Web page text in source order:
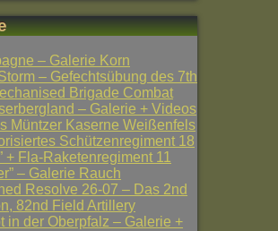
– Galerie Korn
– Gefechtsübung des 7th
Brigade Combat
– Galerie + Videos
Müntzer Kaserne Weißenfels
Schützenregiment 18
+ Fla-Raketenregiment 11
– Galerie Rauch
Resolve 26-07 – Das 2nd
82nd Field Artillery
in der Oberpfalz – Galerie +